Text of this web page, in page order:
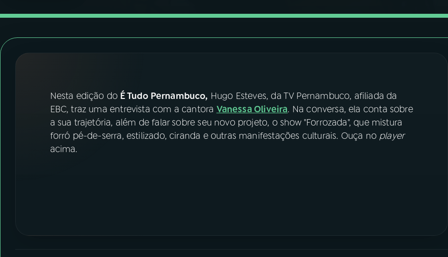
FESTIVAL DE MÚSICA
ACOMPANHE A RÁDIO NACIONAL
Nesta edição do É Tudo Pernambuco, Hugo Esteves, da TV Pernambuco, afiliada da
EBC, traz uma entrevista com a cantora Vanessa Oliveira. Na conversa, ela conta sobre
a sua trajetória, além de falar sobre seu novo projeto, o show "Forrozada", que mistura
forró pé-de-serra, estilizado, ciranda e outras manifestações culturais. Ouça no player
acima.